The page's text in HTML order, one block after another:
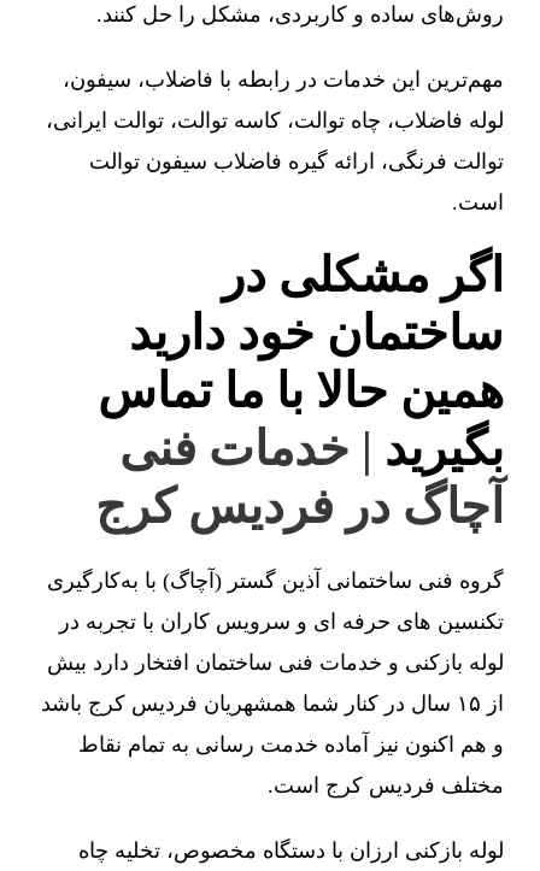
روش‌های ساده و کاربردی، مشکل را حل کنند.
مهم‌ترین این خدمات در رابطه با فاضلاب، سیفون،
لوله فاضلاب، چاه توالت، کاسه توالت، توالت ایرانی،
توالت فرنگی، ارائه گیره فاضلاب سیفون توالت
است.
اگر مشکلی در
ساختمان خود دارید
همین حالا با ما تماس
بگیرید | خدمات فنی
آچاگ در فردیس کرج
گروه فنی ساختمانی آذین گستر (آچاگ) با به‌کارگیری
تکنسین های حرفه ای و سرویس کاران با تجربه در
لوله بازکنی و خدمات فنی ساختمان افتخار دارد بیش
از ۱۵ سال در کنار شما همشهریان فردیس کرج باشد
و هم اکنون نیز آماده خدمت رسانی به تمام نقاط
مختلف فردیس کرج است.
لوله بازکنی ارزان با دستگاه مخصوص، تخلیه چاه